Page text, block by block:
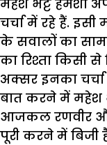
महेश भट्ट हमेशा
चर्चा में रहे हैं.
के सवालों का
का रिश्ता किसी से
अक्सर इनका चर्चा
बात करने में महेश
आजकल रणवीर और
पूरी करने में